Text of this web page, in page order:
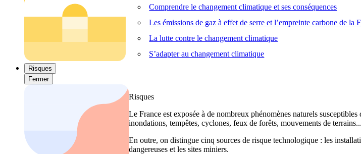
Comprendre le changement climatique et ses conséquences
Les émissions de gaz à effet de serre et l’empreinte carbone de la
La lutte contre le changement climatique
S’adapter au changement climatique
Risques
Fermer
Risques
Le France est exposée à de nombreux phénomènes naturels
inondations, tempêtes, cyclones, feux de forêts, mouvements de
En outre, on distingue cinq sources de risque technologique : les
dangereuses et les sites miniers.